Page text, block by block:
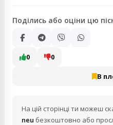
Поділись або оціни цю
0 0
В
На цій сторінці ти можеш
neu безкоштовно або